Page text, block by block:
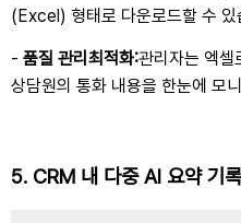
(Excel) 형태로 다운로드할 수 있
- 품질 관리 최적화:관리자는 엑셀
상담원의 통화 내용을 한눈에 모
5. CRM 내 다중 AI 요약 기